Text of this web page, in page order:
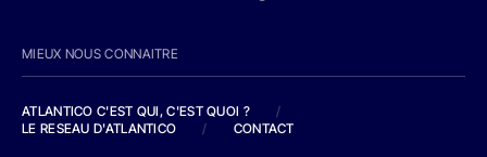
MIEUX NOUS CONNAITRE
ATLANTICO C'EST QUI, C'EST QUOI ?
/
LE RESEAU D'ATLANTICO
/ CONTACT